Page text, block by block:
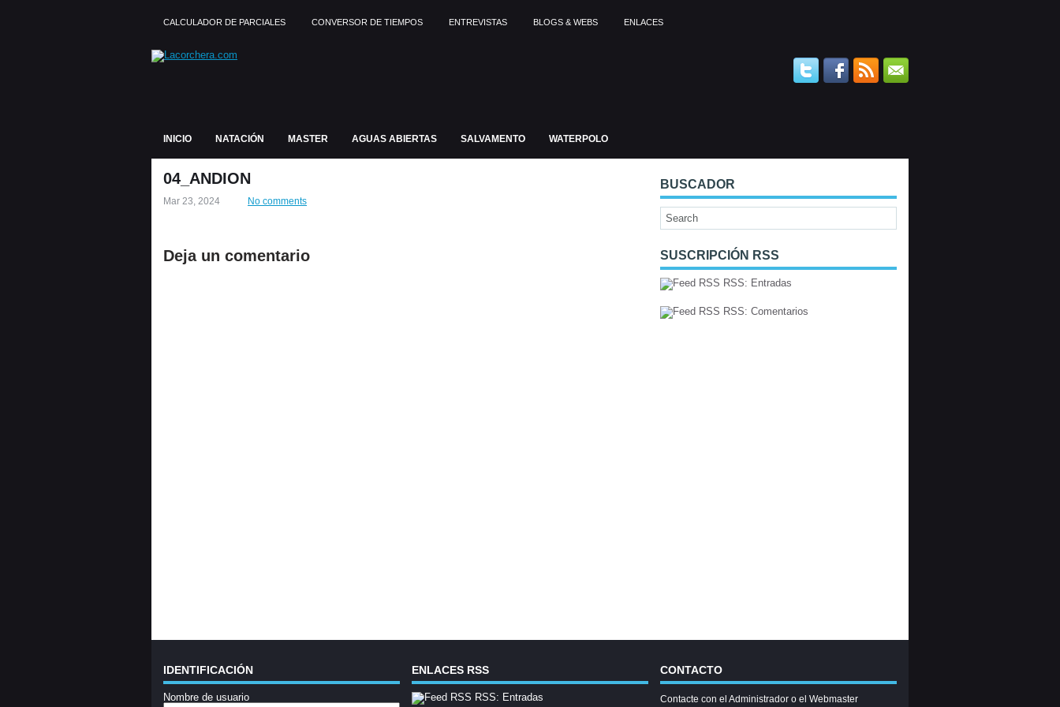
CALCULADOR DE PARCIALES CONVERSOR DE TIEMPOS ENTREVISTAS BLOGS & WEBS ENLACES
INICIO NATACIÓN MASTER AGUAS ABIERTAS SALVAMENTO WATERPOLO
04_ANDION
Mar 23, 2024 No comments
Deja un comentario
BUSCADOR
SUSCRIPCIÓN RSS
RSS: Entradas
RSS: Comentarios
IDENTIFICACIÓN
Nombre de usuario
ENLACES RSS
RSS: Entradas
CONTACTO
Contacte con el Administrador o el Webmaster